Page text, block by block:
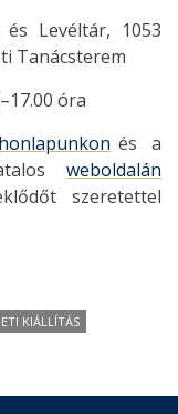
és Levéltár, 1053
Tanácsterem
óra
honlapunkon és a
weboldalán
szeretettel
KIÁLLÍTÁS